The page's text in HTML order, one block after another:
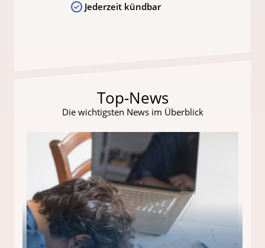
Jederzeit kündbar
Top-News
Die wichtigsten News im Überblick